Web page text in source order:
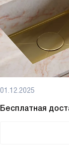
01.12.2025
Бесплатная